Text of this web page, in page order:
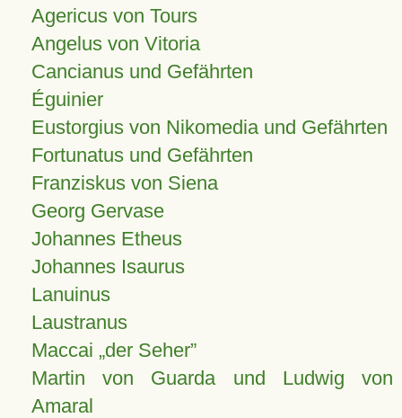
Agericus von Tours
Angelus von Vitoria
Cancianus und Gefährten
Éguinier
Eustorgius von Nikomedia und Gefährten
Fortunatus und Gefährten
Franziskus von Siena
Georg Gervase
Johannes Etheus
Johannes Isaurus
Lanuinus
Laustranus
Maccai „der Seher”
Martin von Guarda und Ludwig von
Amaral